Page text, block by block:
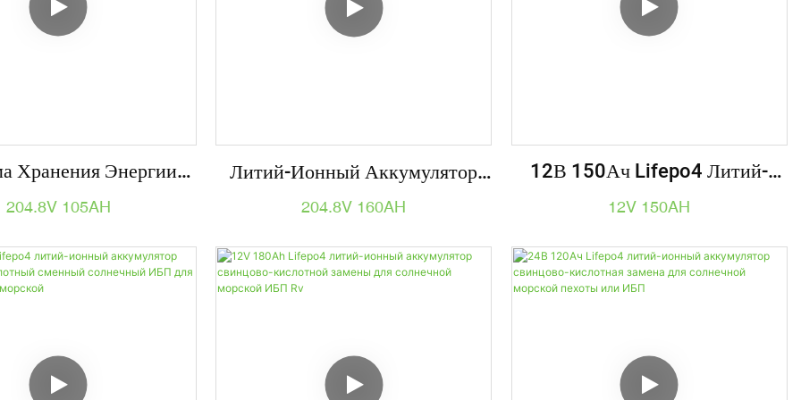
Хранения Энергии
Напряжения 144 В
Для ИБП
204.8V 105AH
Литий-Ионный Аккумулятор
204,8 В, 160 Ач, 32,7 КВтч
204.8V 160AH
12В 150Ач Lifepo4 Литий-
Ионный Аккумулятор
Солнечный ИБП Для
Автофургонов Морской
12V 150AH